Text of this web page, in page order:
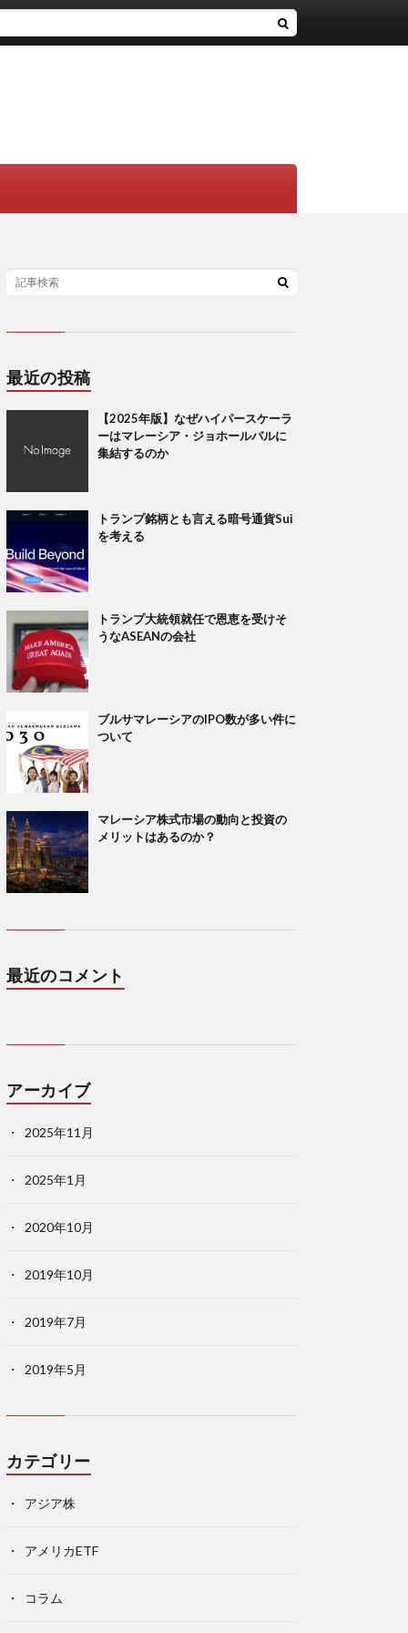
最近の投稿
【2025年版】なぜハイパースケーラ
ーはマレーシア・ジョホールバルに
集結するのか
トランプ銘柄とも言える暗号通貨Sui
を考える
トランプ大統領就任で恩恵を受けそ
うなASEANの会社
ブルサマレーシアのIPO数が多い件に
ついて
マレーシア株式市場の動向と投資の
メリットはあるのか？
最近のコメント
アーカイブ
2025年11月
2025年1月
2020年10月
2019年10月
2019年7月
2019年5月
カテゴリー
アジア株
アメリカETF
コラム